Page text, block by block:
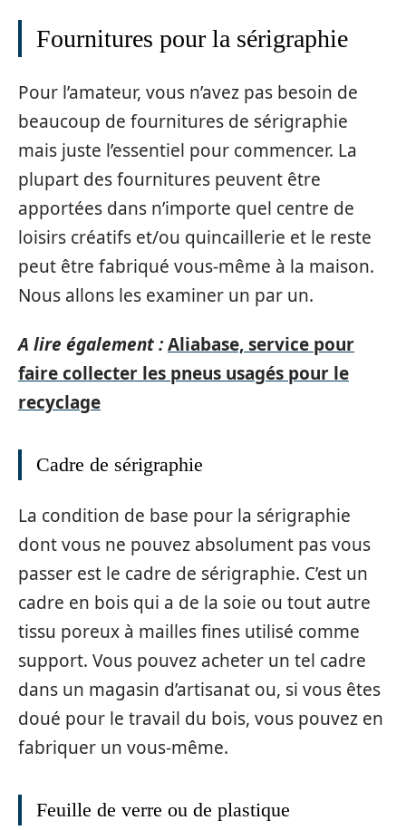
Fournitures pour la sérigraphie
Pour l’amateur, vous n’avez pas besoin de
beaucoup de fournitures de sérigraphie
mais juste l’essentiel pour commencer. La
plupart des fournitures peuvent être
apportées dans n’importe quel centre de
loisirs créatifs et/ou quincaillerie et le reste
peut être fabriqué vous-même à la maison.
Nous allons les examiner un par un.
A lire également :Aliabase, service pour
faire collecter les pneus usagés pour le
recyclage
Cadre de sérigraphie
La condition de base pour la sérigraphie
dont vous ne pouvez absolument pas vous
passer est le cadre de sérigraphie. C’est un
cadre en bois qui a de la soie ou tout autre
tissu poreux à mailles fines utilisé comme
support. Vous pouvez acheter un tel cadre
dans un magasin d’artisanat ou, si vous êtes
doué pour le travail du bois, vous pouvez en
fabriquer un vous-même.
Feuille de verre ou de plastique